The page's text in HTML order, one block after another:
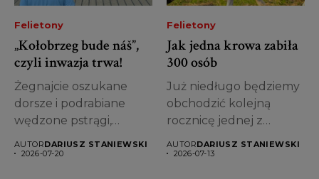
Felietony
„Kołobrzeg bude náš”,
czyli inwazja trwa!
Żegnajcie oszukane
dorsze i podrabiane
wędzone pstrągi,
wojskowego kotła...
AUTORDARIUSZ STANIEWSKI
2026-07-20
Felietony
Jak jedna krowa zabiła
300 osób
Już niedługo będziemy
obchodzić kolejną
rocznicę jednej z
świata –...
AUTORDARIUSZ STANIEWSKI
2026-07-13